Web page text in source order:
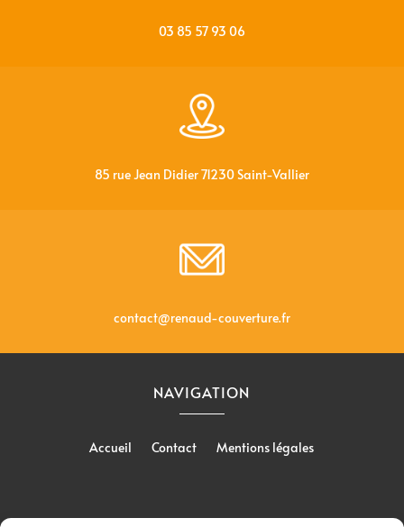
03 85 57 93 06
85 rue Jean Didier 71230 Saint-Vallier
contact@renaud-couverture.fr
NAVIGATION
Accueil Contact Mentions légales